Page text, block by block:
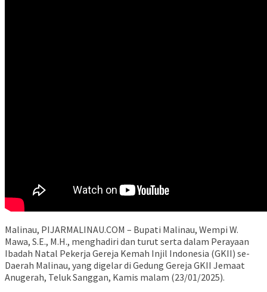
Malinau, PIJARMALINAU.COM – Bupati Malinau, Wempi W.
Mawa, S.E., M.H., menghadiri dan turut serta dalam Perayaan
Ibadah Natal Pekerja Gereja Kemah Injil Indonesia (GKII) se-
Daerah Malinau, yang digelar di Gedung Gereja GKII Jemaat
Anugerah, Teluk Sanggan, Kamis malam (23/01/2025).